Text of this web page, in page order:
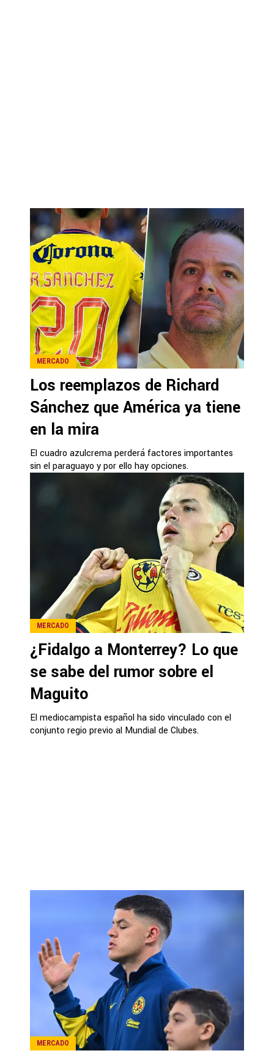
MERCADO
Los reemplazos de Richard
Sánchez que América ya tiene
en la mira
El cuadro azulcrema perderá factores importantes
sin el paraguayo y por ello hay opciones.
MERCADO
¿Fidalgo a Monterrey? Lo que
se sabe del rumor sobre el
Maguito
El mediocampista español ha sido vinculado con el
conjunto regio previo al Mundial de Clubes.
MERCADO